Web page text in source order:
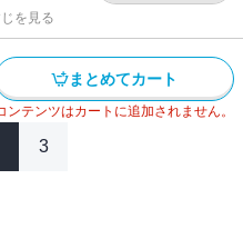
を見る
まとめてカート
テンツはカートに追加されません。
3